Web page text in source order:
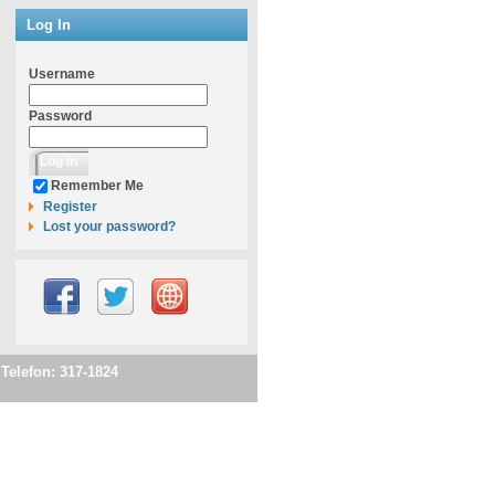
Log In
Username
Password
Remember Me
Register
Lost your password?
317-1824